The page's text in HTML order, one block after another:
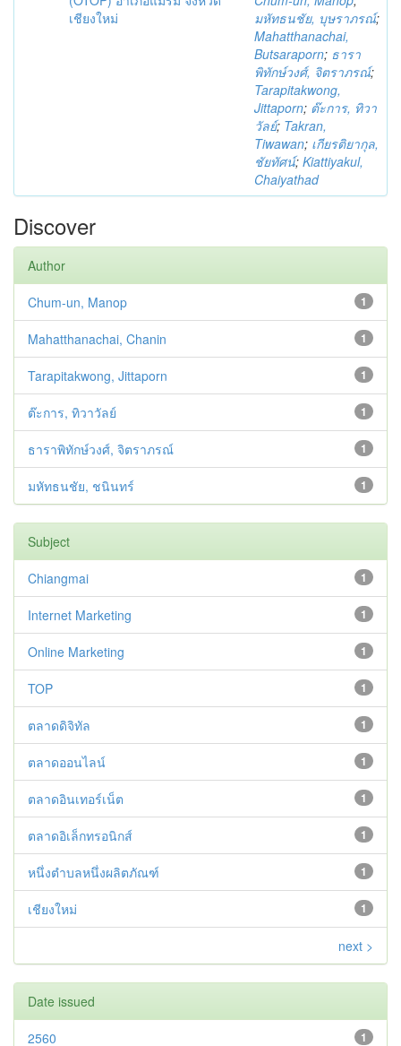
เชียงใหม่
มหัทธนชัย, บุษราภรณ์;
Mahatthanachai,
Butsaraporn; ธารา
พิทักษ์วงศ์, จิตราภรณ์;
Tarapitakwong,
Jittaporn; ต๊ะการ, ทิวา
วัลย์; Takran,
Tiwawan; เกียรติยากุล,
ชัยทัศน์; Kiattiyakul,
Chaiyathad
Discover
Author
1
Chum-un, Manop
1
Mahatthanachai, Chanin
1
Tarapitakwong, Jittaporn
1
ต๊ะการ, ทิวาวัลย์
1
ธาราพิทักษ์วงศ์, จิตราภรณ์
1
มหัทธนชัย, ชนินทร์
Subject
1
Chiangmai
1
Internet Marketing
1
Online Marketing
1
TOP
1
ตลาดดิจิทัล
1
ตลาดออนไลน์
1
ตลาดอินเทอร์เน็ต
1
ตลาดอิเล็กทรอนิกส์
1
หนึ่งตำบลหนึ่งผลิตภัณฑ์
1
เชียงใหม่
next >
Date issued
1
2560